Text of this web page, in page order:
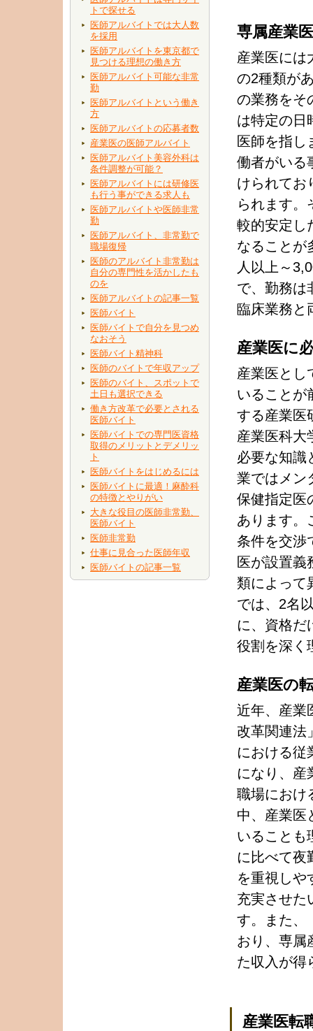
トで探せる
医師アルバイトでは大人数
を採用
医師アルバイトを東京都で
見つける理想の働き方
医師アルバイト可能な非常
勤
医師アルバイトという働き
方
医師アルバイトの応募者数
産業医の医師アルバイト
医師アルバイト美容外科は
条件調整が可能？
医師アルバイトには研修医
も行う事ができる求人も
医師アルバイトや医師非常
勤
医師アルバイト、非常勤で
職場復帰
医師のアルバイト非常勤は
自分の専門性を活かしたも
のを
医師アルバイトの記事一覧
医師バイト
医師バイトで自分を見つめ
なおそう
医師バイト精神科
医師のバイトで年収アップ
医師のバイト、スポットで
土日も選択できる
働き方改革で必要とされる
医師バイト
医師バイトでの専門医資格
取得のメリットとデメリッ
ト
医師バイトをはじめるには
医師バイトに最適！麻酔科
の特徴とやりがい
大きな役目の医師非常勤、
医師バイト
医師非常勤
仕事に見合った医師年収
医師バイトの記事一覧
専属産業
産業医には
の2種類が
の業務をそ
は特定の日
医師を指
働者がいる
けられてお
られます。
較的安定し
なること
人以上～
で、勤務は
臨床業務と
産業医に
産業医とし
いることが
する産業医
産業医科大
必要な知
業ではメン
保健指定医
あります。
条件を交
医が設置義
類によって
では、2名
に、資格だ
役割を深く
産業医の
近年、産業
改革関連法
における従
になり、産
職場におけ
中、産業医
いること
に比べて夜
を重視しや
充実させた
す。また、
おり、専属
た収入が得
産業医転